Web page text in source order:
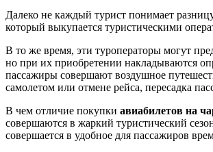
Далеко не каждый турист понимает
который выкупается туристическими
В то же время, эти туроператоры могут
но при их приобретении накладываются
пассажиры совершают воздушное
самолетом или отмене рейса, пересадка
В чем отличие покупки авиабилетов на
совершаются в жаркий туристический
совершается в удобное для пассажиров